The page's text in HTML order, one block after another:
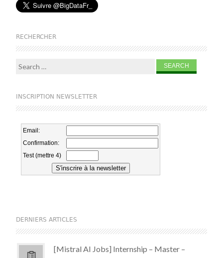
RECHERCHER
Search for:
INSCRIPTION NEWSLETTER
DERNIERS ARTICLES
[Mistral AI Jobs] Internship – Master –